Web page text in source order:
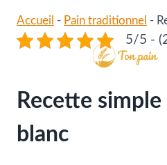
contenu
Accueil - Pain traditionnel -
5/5 -
Recette
blanc